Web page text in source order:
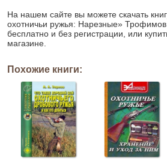
На нашем сайте вы можете скачать
охотничьи ружья: Нарезные»
бесплатно и без регистрации, или
магазине.
Похожие книги: